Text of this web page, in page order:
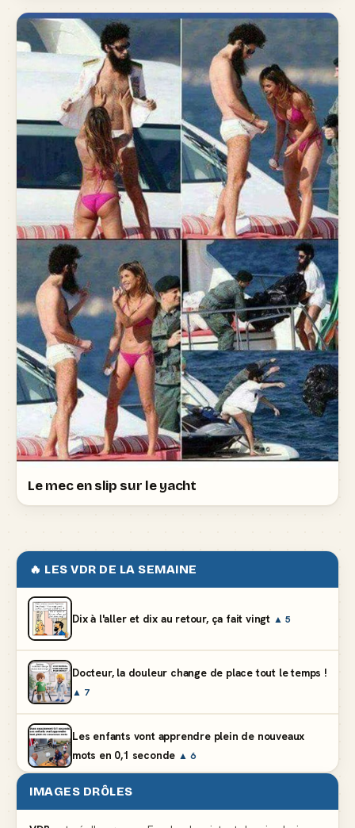
Le mec en slip sur le yacht
🔥 LES VDR DE LA SEMAINE
Dix à l'aller et dix au retour, ça fait vingt ▲ 5
Docteur, la douleur change de place tout le temps !
▲ 7
Les enfants vont apprendre plein de nouveaux
mots en 0,1 seconde ▲ 6
En état de légitime dépenses aux soldes ▲ 4
IMAGES DRÔLES